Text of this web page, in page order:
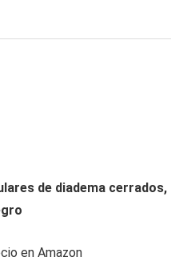
de diadema cerrados,
en Amazon